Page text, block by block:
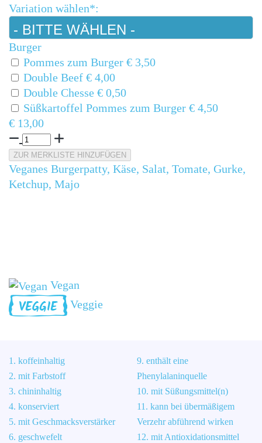
Variation wählen*:
Burger
Pommes zum Burger € 3,50
Double Beef € 4,00
Double Chesse € 0,50
Süßkartoffel Pommes zum Burger € 4,50
€ 13,00
ZUR MERKLISTE HINZUFÜGEN
Veganes Burgerpatty, Käse, Salat, Tomate, Gurke,
Ketchup, Majo
Vegan
Veggie
1. koffeinhaltig
2. mit Farbstoff
3. chininhaltig
4. konserviert
5. mit Geschmacksverstärker
6. geschwefelt
9. enthält eine
Phenylalaninquelle
10. mit Süßungsmittel(n)
11. kann bei übermäßigem
Verzehr abführend wirken
12. mit Antioxidationsmittel